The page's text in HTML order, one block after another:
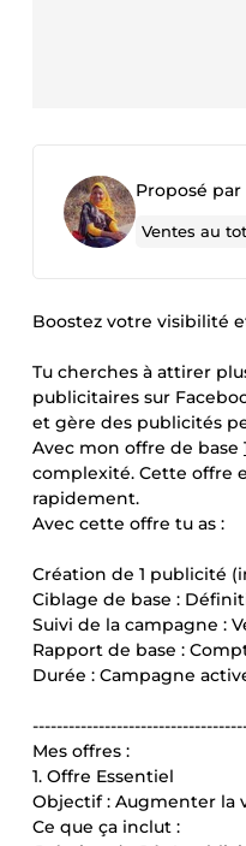
Proposé par
Ventes au
Boostez votre visibilité
Tu cherches à attirer
publicitaires sur
et gère des publicités
Avec mon offre de base
complexité. Cette offre
rapidement.
Avec cette offre tu as :
Création de 1 publicité
Ciblage de base :
Suivi de la campagne :
Rapport de base :
Durée : Campagne
Mes offres :
1. Offre Essentiel
Objectif : Augmenter la
Ce que ça inclut :